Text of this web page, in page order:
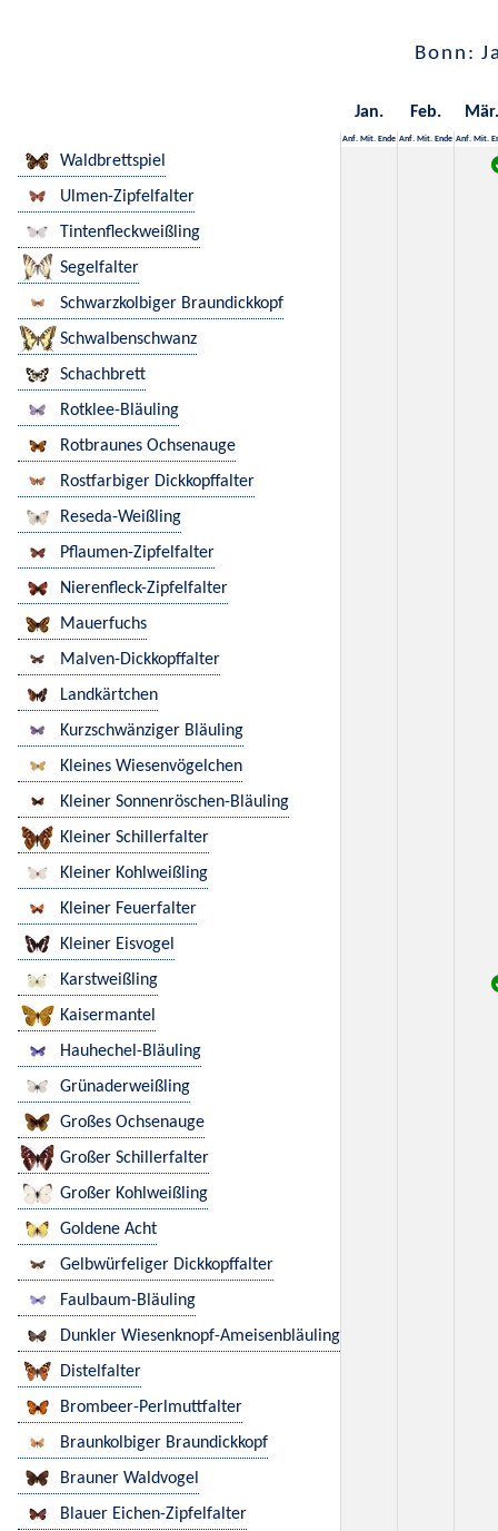
Bonn:
Jan. Feb. Mär.
Anf. Mit. Ende Anf. Mit. Ende Anf. Mit.
Waldbrettspiel
Ulmen-Zipfelfalter
Tintenfleckweißling
Segelfalter
Schwarzkolbiger Braundickkopf
Schwalbenschwanz
Schachbrett
Rotklee-Bläuling
Rotbraunes Ochsenauge
Rostfarbiger Dickkopffalter
Reseda-Weißling
Pflaumen-Zipfelfalter
Nierenfleck-Zipfelfalter
Mauerfuchs
Malven-Dickkopffalter
Landkärtchen
Kurzschwänziger Bläuling
Kleines Wiesenvögelchen
Kleiner Sonnenröschen-Bläuling
Kleiner Schillerfalter
Kleiner Kohlweißling
Kleiner Feuerfalter
Kleiner Eisvogel
Karstweißling
Kaisermantel
Hauhechel-Bläuling
Grünaderweißling
Großes Ochsenauge
Großer Schillerfalter
Großer Kohlweißling
Goldene Acht
Gelbwürfeliger Dickkopffalter
Faulbaum-Bläuling
Dunkler Wiesenknopf-Ameisenbläuling
Distelfalter
Brombeer-Perlmuttfalter
Braunkolbiger Braundickkopf
Brauner Waldvogel
Blauer Eichen-Zipfelfalter